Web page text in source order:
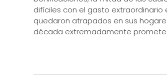
difíciles con el gasto
quedaron atrapados en sus
década extremadamente